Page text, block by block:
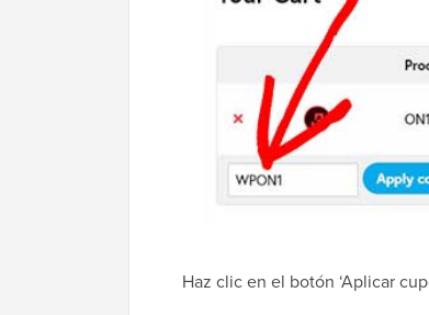
Haz clic en el botón ‘Aplicar